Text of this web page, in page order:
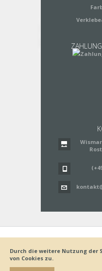
Durch die weitere Nutzung der
von Cookies zu.